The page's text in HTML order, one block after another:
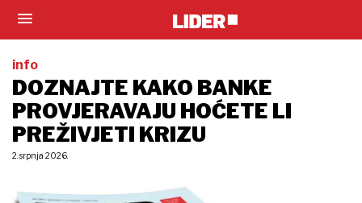
info
DOZNAJTE KAKO BANKE
PROVJERAVAJU HOĆETE LI
PREŽIVJETI KRIZU
2. srpnja 2026.